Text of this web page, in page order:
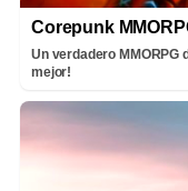
Corepunk
Un verdadero MMORPG
mejor!